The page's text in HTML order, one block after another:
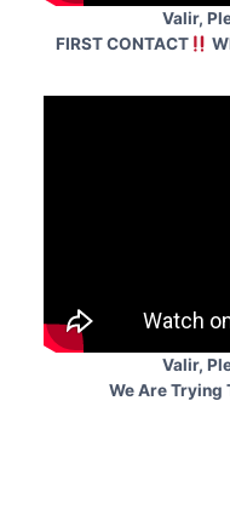
Valir,
FIRST CONTACT
Valir,
We Are Trying